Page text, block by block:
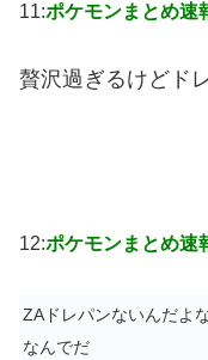
11:ポケモンまとめ速
贅沢過ぎるけどド
12:ポケモンまとめ速
ZAドレパンないんだよ
なんでだ